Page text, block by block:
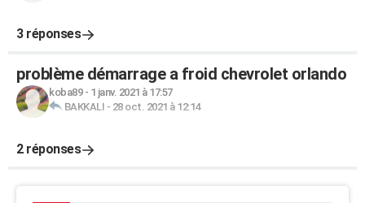
3 réponses
problème démarrage a froid chevrolet orlando
koba89- 1 janv. 2021 à 17:57
BAKKALI - 28 oct. 2021 à 12:14
2 réponses